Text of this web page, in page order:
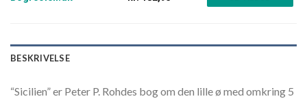
BESKRIVELSE
“Sicilien” er Peter P. Rohdes bog om den lille ø med omkring 5